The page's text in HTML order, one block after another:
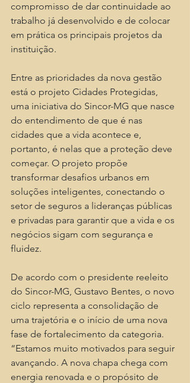
compromisso de dar continuidade ao
trabalho já desenvolvido e de colocar
em prática os principais projetos da
instituição.
Entre as prioridades da nova gestão
está o projeto Cidades Protegidas,
uma iniciativa do Sincor-MG que nasce
do entendimento de que é nas
cidades que a vida acontece e,
portanto, é nelas que a proteção deve
começar. O projeto propõe
transformar desafios urbanos em
soluções inteligentes, conectando o
setor de seguros a lideranças públicas
e privadas para garantir que a vida e os
negócios sigam com segurança e
fluidez.
De acordo com o presidente reeleito
do Sincor-MG, Gustavo Bentes, o novo
ciclo representa a consolidação de
uma trajetória e o início de uma nova
fase de fortalecimento da categoria.
“Estamos muito motivados para seguir
avançando. A nova chapa chega com
energia renovada e o propósito de